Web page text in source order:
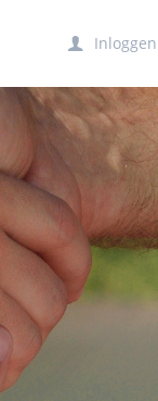
Inloggen